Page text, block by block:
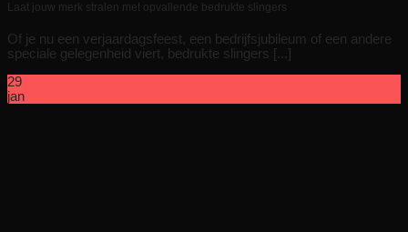
Laat jouw merk stralen met opvallende bedrukte slingers
Of je nu een verjaardagsfeest, een bedrijfsjubileum of een andere
speciale gelegenheid viert, bedrukte slingers [...]
29
jan